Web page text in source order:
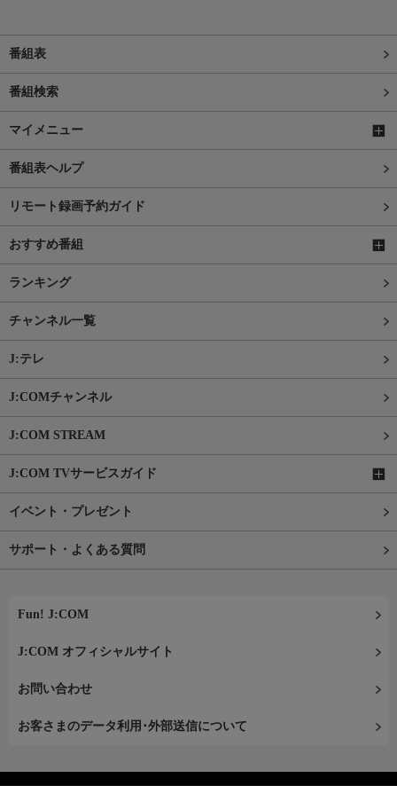
番組表
番組検索
マイメニュー
番組表ヘルプ
リモート録画予約ガイド
おすすめ番組
ランキング
チャンネル一覧
J:テレ
J:COMチャンネル
J:COM STREAM
J:COM TVサービスガイド
イベント・プレゼント
サポート・よくある質問
Fun! J:COM
J:COM オフィシャルサイト
お問い合わせ
お客さまのデータ利用･外部送信について